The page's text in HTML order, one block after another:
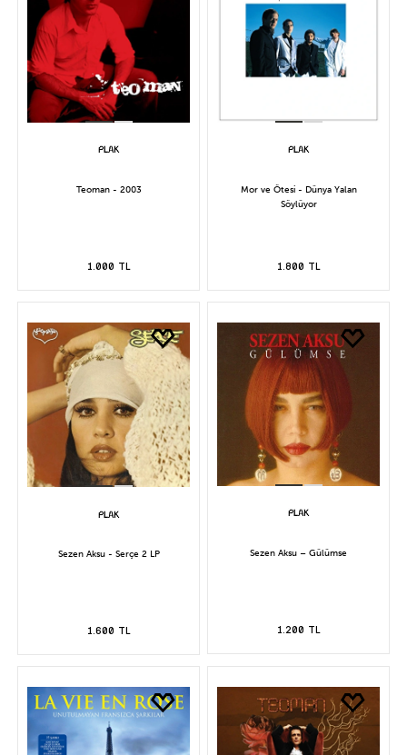
Teoman - 2003
1.000 TL
Mor ve Ötesi - Dünya Yalan
Söylüyor
1.800 TL
Sezen Aksu - Serçe 2 LP
1.600 TL
Sezen Aksu – Gülümse
1.200 TL